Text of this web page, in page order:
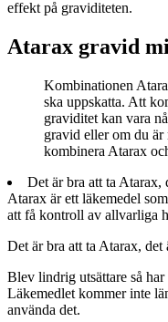
effekt på graviditeten.
Atarax gravid
Kombinationen
ska uppskatta. Att
graviditet kan vara
gravid eller om du
kombinera Atarax
Det är bra att ta Atarax,
Atarax är ett läkemedel
att få kontroll av allvarliga
Det är bra att ta Atarax,
Blev lindrig utsättare så
Läkemedlet kommer inte
använda det.